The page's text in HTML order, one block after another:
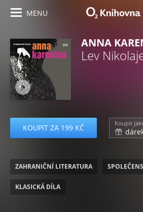
MENU
ANNA
Lev
KOUPIT ZA 199 KČ Koupit
ZAHRANIČNÍ LITERATURA
KLASICKÁ DÍLA